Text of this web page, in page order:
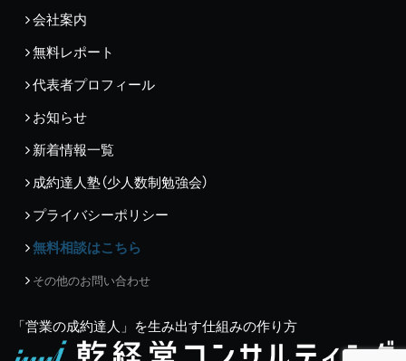
会社案内
無料レポート
代表者プロフィール
お知らせ
新着情報一覧
成約達人塾（少人数制勉強会）
プライバシーポリシー
無料相談はこちら
その他のお問い合わせ
「営業の成約達人」を生み出す仕組みの作り方